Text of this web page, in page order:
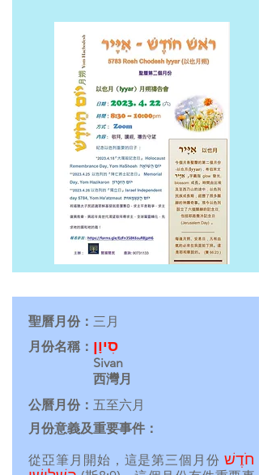
聖曆月份： 三月
月份名稱： סִיוָן
Sivan
西灣月
公曆月份： 五至六月
月份意義及重要事件：
從亞筆月開始，這是第三個月份 חֹדֶשׁ